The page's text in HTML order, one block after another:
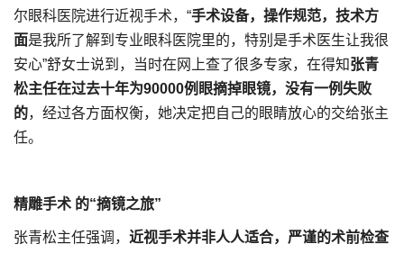
尔眼科医院进行近视手术，“手术设备，操作规范，技术方
面是我所了解到专业眼科医院里的，特别是手术医生让我很
安心”舒女士说到，当时在网上查了很多专家，在得知张青
松主任在过去十年为90000例眼摘掉眼镜，没有一例失败
的，经过各方面权衡，她决定把自己的眼睛放心的交给张主
任。
精雕手术 的“摘镜之旅”
张青松主任强调， 近视手术并非人人适合，严谨的术前检查